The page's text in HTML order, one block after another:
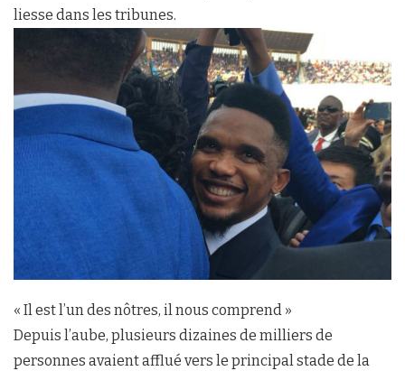
liesse dans les tribunes.
« Il est l’un des nôtres, il nous comprend »
Depuis l’aube, plusieurs dizaines de milliers de
personnes avaient afflué vers le principal stade de la